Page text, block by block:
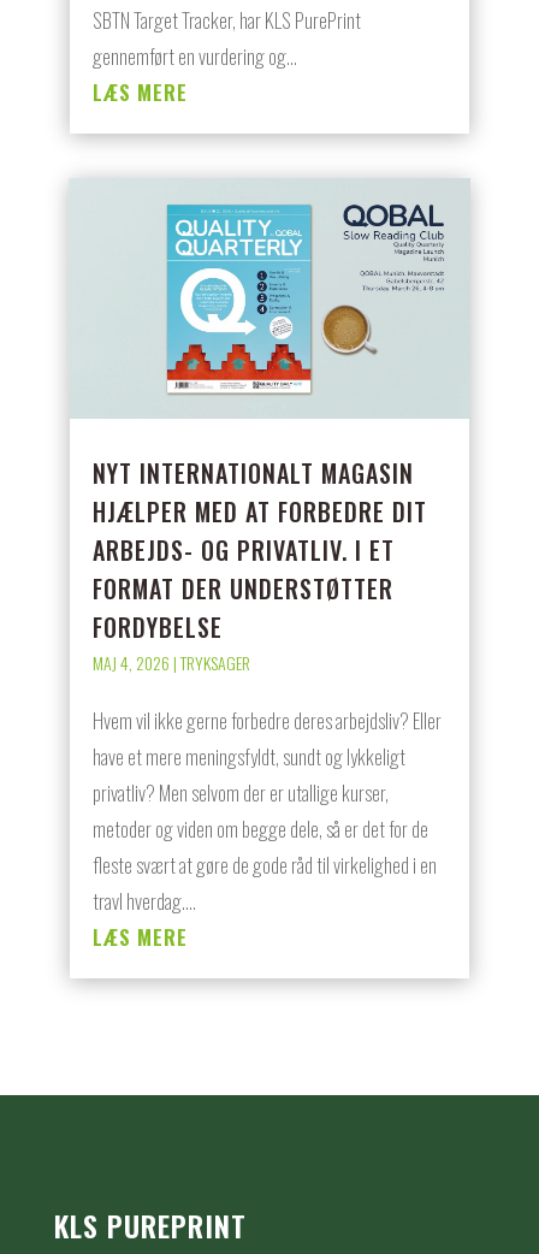
SBTN Target Tracker, har KLS PurePrint
gennemført en vurdering og...
LÆS MERE
NYT INTERNATIONALT MAGASIN
HJÆLPER MED AT FORBEDRE DIT
ARBEJDS- OG PRIVATLIV. I ET
FORMAT DER UNDERSTØTTER
FORDYBELSE
MAJ 4, 2026|TRYKSAGER
Hvem vil ikke gerne forbedre deres arbejdsliv? Eller
have et mere meningsfyldt, sundt og lykkeligt
privatliv? Men selvom der er utallige kurser,
metoder og viden om begge dele, så er det for de
fleste svært at gøre de gode råd til virkelighed i en
travl hverdag....
LÆS MERE
KLS PUREPRINT